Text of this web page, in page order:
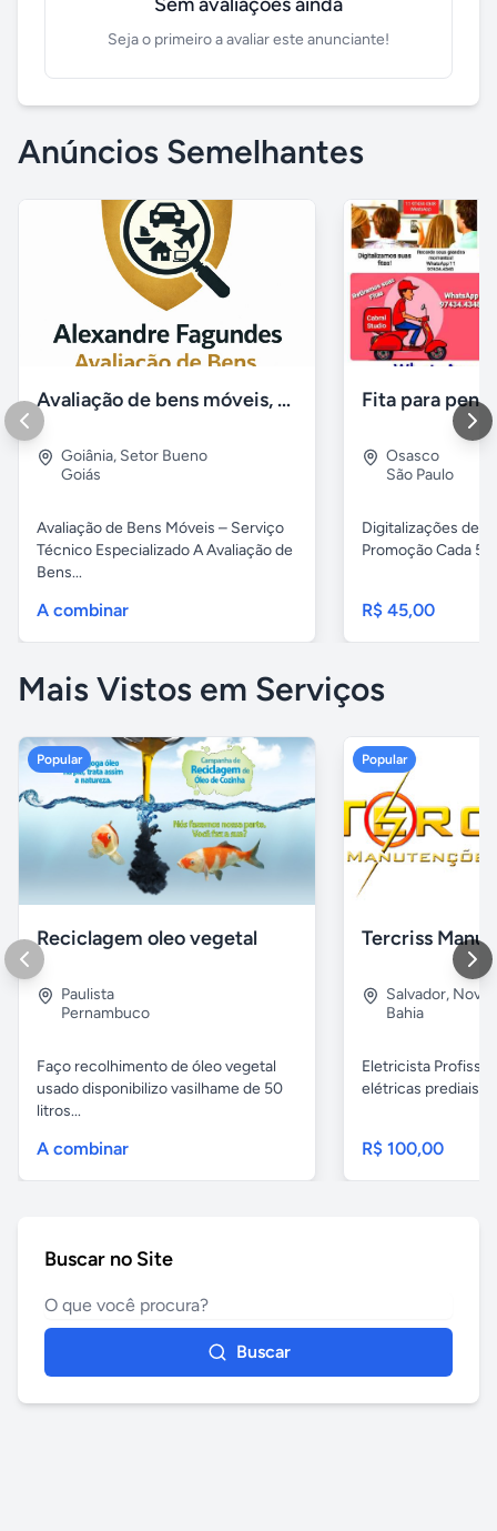
Seja o primeiro a avaliar este anunciante!
Anúncios Semelhantes
Avaliação de bens móveis, Avaliação patrimônial
Goiânia, Setor Bueno
Goiás
Avaliação de Bens Móveis – Serviço
Técnico Especializado A Avaliação de
Bens...
A combinar
Osasco
São Paulo
Digitalizações de
Promoção Cada 5
R$ 45,00
Mais Vistos em Serviços
Popular
Reciclagem oleo vegetal
Paulista
Pernambuco
Faço recolhimento de óleo vegetal
usado disponibilizo vasilhame de 50
litros...
A combinar
Popular
Salvador, Nova
Bahia
Eletricista
elétricas prediais e
R$ 100,00
Buscar no Site
Buscar